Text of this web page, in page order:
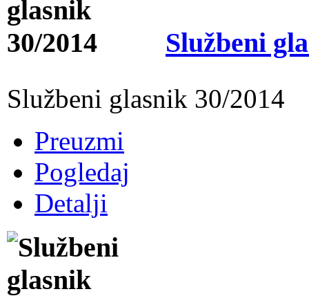
Službeni
Službeni glasnik 30/2014
Preuzmi
Pogledaj
Detalji